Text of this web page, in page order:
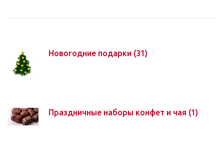
Новогодние подарки (31)
Праздничные наборы конфет и чая (1)